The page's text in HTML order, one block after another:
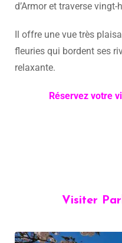
d’Armor et traverse
Il offre une vue très
fleuries qui bordent ses
relaxante.
Réservez votre
Visiter